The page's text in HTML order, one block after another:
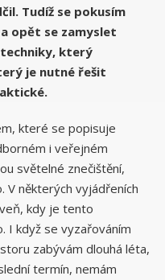
Tudíž se pokusím
opět se zamyslet
který
je nutné řešit
které se popisuje
i veřejném
světelné znečištění,
V některých vyjádřeních
kdy je tento
I když se vyzařováním
zabývám dlouhá léta,
termín, nemám